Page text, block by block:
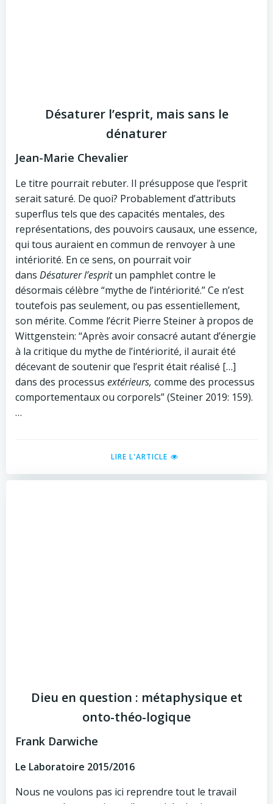
Désaturer l’esprit, mais sans le
dénaturer
Jean-Marie Chevalier
Le titre pourrait rebuter. Il présuppose que l’esprit
serait saturé. De quoi? Probablement d’attributs
superflus tels que des capacités mentales, des
représentations, des pouvoirs causaux, une essence,
qui tous auraient en commun de renvoyer à une
intériorité. En ce sens, on pourrait voir
dans Désaturer l’espritun pamphlet contre le
désormais célèbre “mythe de l’intériorité.” Ce n’est
toutefois pas seulement, ou pas essentiellement,
son mérite. Comme l’écrit Pierre Steiner à propos de
Wittgenstein: “Après avoir consacré autant d’énergie
à la critique du mythe de l’intériorité, il aurait été
décevant de soutenir que l’esprit était réalisé […]
dans des processus extérieurs, comme des processus
comportementaux ou corporels” (Steiner 2019: 159).
…
LIRE L'ARTICLE
Dieu en question : métaphysique et
onto-théo-logique
Frank Darwiche
Le Laboratoire 2015/2016
Nous ne voulons pas ici reprendre tout le travail